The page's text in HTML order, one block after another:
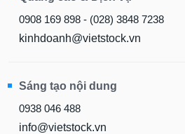
0908 169 898 - (028) 3848 7238
kinhdoanh@vietstock.vn
Sáng tạo nội dung
0938 046 488
info@vietstock.vn